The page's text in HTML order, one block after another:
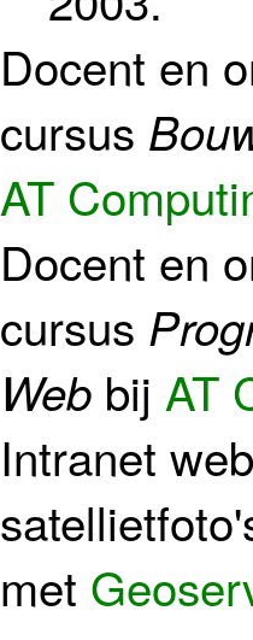
Docent en
cursus
AT
Docent en
cursus
Web bij AT
Intranet
met